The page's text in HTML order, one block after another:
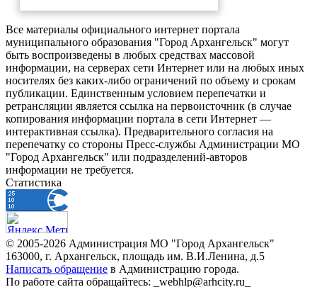
Все материалы официального интернет портала
муниципального образования "Город Архангельск" могут
быть воспроизведены в любых средствах массовой
информации, на серверах сети Интернет или на любых иных
носителях без каких-либо ограничений по объему и срокам
публикации. Единственным условием перепечатки и
ретрансляции является ссылка на первоисточник (в случае
копирования информации портала в сети Интернет —
интерактивная ссылка). Предварительного согласия на
перепечатку со стороны Пресс-службы Администрации МО
"Город Архангельск" или подразделений-авторов
информации не требуется.
Статистика
© 2005-2026 Администрация МО "Город Архангельск"
163000, г. Архангельск, площадь им. В.И.Ленина, д.5
Написать обращение в Администрацию города.
По работе сайта обращайтесь: _webhlp@arhcity.ru_